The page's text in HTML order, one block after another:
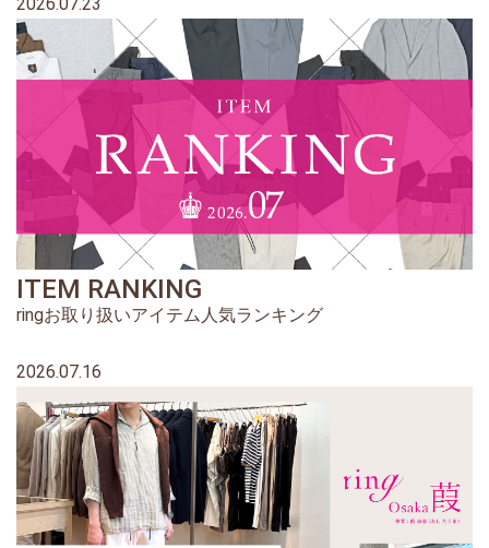
ITEM RANKING
ringお取り扱いアイテム人気ランキング
2026.07.16